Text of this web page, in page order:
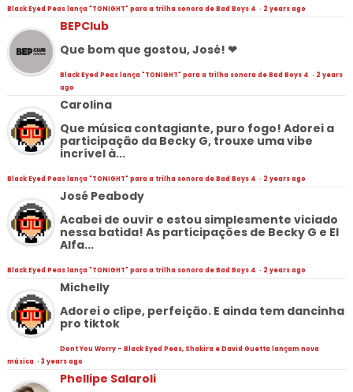
Black Eyed Peas lança "TONIGHT" para a trilha sonora de Bad Boys 4 · 2 years ago
BEPClub
Que bom que gostou, José! ❤
Black Eyed Peas lança "TONIGHT" para a trilha sonora de Bad Boys 4 · 2 years
ago
Carolina
Que música contagiante, puro fogo! Adorei a
participação da Becky G, trouxe uma vibe
incrível à...
Black Eyed Peas lança "TONIGHT" para a trilha sonora de Bad Boys 4 · 2 years ago
José Peabody
Acabei de ouvir e estou simplesmente viciado
nessa batida! As participações de Becky G e El
Alfa...
Black Eyed Peas lança "TONIGHT" para a trilha sonora de Bad Boys 4 · 2 years ago
Michelly
Adorei o clipe, perfeição. E ainda tem dancinha
pro tiktok
Dont You Worry - Black Eyed Peas, Shakira e David Guetta lançam nova
música · 3 years ago
Phellipe Salaroli